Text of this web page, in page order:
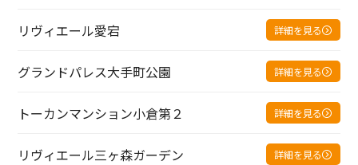
リヴィエール愛宕 詳細を見る
グランドパレス大手町公園 詳細を見る
トーカンマンション小倉第２ 詳細を見る
リヴィエール三ヶ森ガーデン 詳細を見る